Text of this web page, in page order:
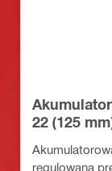
22 (125
regulowaną